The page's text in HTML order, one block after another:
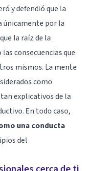
y defendió que la
únicamente por la
la raíz de la
consecuencias que
mismos. La mente
como
explicativos de la
En todo caso,
una conducta
del